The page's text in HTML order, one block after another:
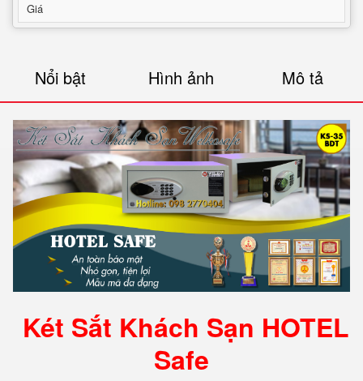
Giá
Nổi bật Hình ảnh Mô tả
Két Sắt Khách Sạn HOTEL
Safe